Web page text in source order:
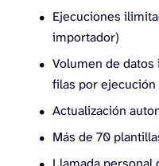
Ejecuciones
importador)
Volumen de
filas por
Actualización
Más de 70